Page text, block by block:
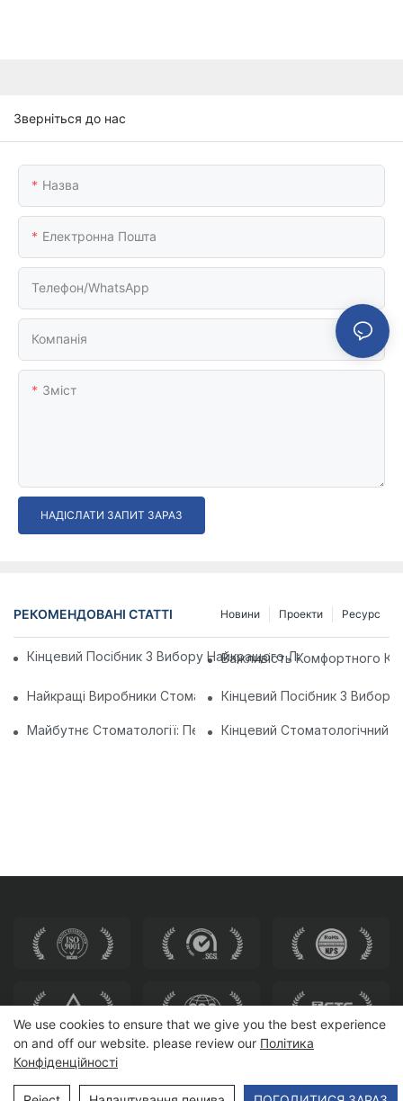
Зверніться до нас
Назва
Електронна Пошта
Телефон/WhatsApp
Компанія
Зміст
НАДІСЛАТИ ЗАПИТ ЗАРАЗ
РЕКОМЕНДОВАНІ СТАТТІ Ресурс
Проекти
Новини
Кінцевий Посібник З Вибору Найкращого Лабораторного
Важливість Комфортного
Найкращі Виробники Стоматологічних Крісел У Китаї:
Кінцевий Посібник З
Майбутнє Стоматології: Персоналізовані Сучасні
Кінцевий Стоматологічний
Авторське право © 2025 HEWEI SEATING | Карта сайту
We use cookies to ensure that we give you the best experience
on and off our website. please review our Політика
Конфіденційності